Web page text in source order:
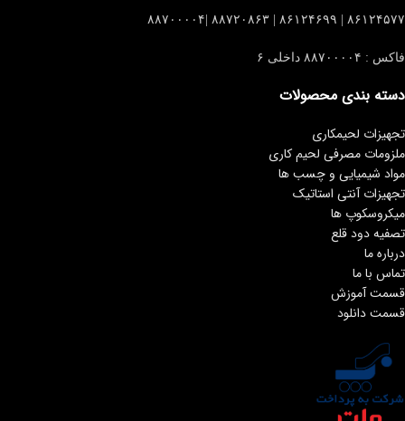
۸۶۱۲۴۵۷۷ | ۸۶۱۲۴۶۹۹ | ۸۸۷۲۰۸۶۳ |۸۸۷۰۰۰۰۴
فاکس : ۸۸۷۰۰۰۰۴ داخلی ۶
دسته بندی محصولات
تجهیزات لحیمکاری
ملزومات مصرفی لحیم کاری
مواد شیمیایی و چسب ها
تجهیزات آنتی استاتیک
میکروسکوپ ها
تصفیه دود قلع
درباره ما
تماس با ما
قسمت آموزش
قسمت دانلود